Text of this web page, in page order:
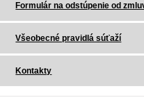
Formulár na odstúpenie od
Všeobecné pravidlá súťaží
Kontakty